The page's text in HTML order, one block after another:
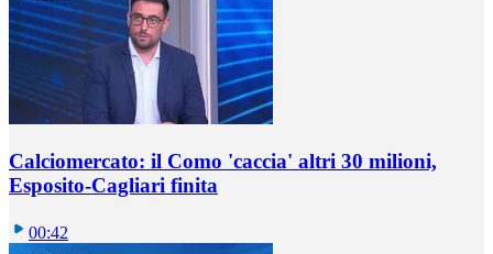
Calciomercato: il Como 'caccia' altri 30 milioni,
Esposito-Cagliari finita
00:42